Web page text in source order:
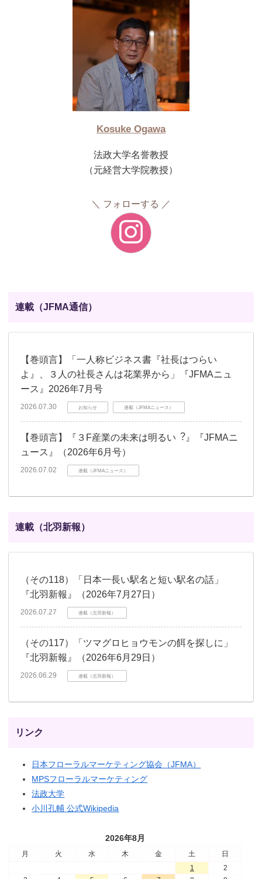
Kosuke Ogawa
法政大学名誉教授
（元経営大学院教授）
フォローする
連載（JFMA通信）
【巻頭言】「一人称ビジネス書『社長はつらい
よ』、３人の社長さんは花業界から」『JFMAニュ
ース』2026年7月号
2026.07.30 お知らせ 連載（JFMAニュース）
【巻頭言】『３F産業の未来は明るい︖』『JFMAニ
ュース』（2026年6月号）
2026.07.02 連載（JFMAニュース）
連載（北羽新報）
（その118）「日本一長い駅名と短い駅名の話」
『北羽新報』（2026年7月27日）
2026.07.27 連載（北羽新報）
（その117）「ツマグロヒョウモンの餌を探しに」
『北羽新報』（2026年6月29日）
2026.06.29 連載（北羽新報）
リンク
日本フローラルマーケティング協会（JFMA）
MPSフローラルマーケティング
法政大学
小川孔輔 公式Wikipedia
2026年8月
月 火 水 木 金 土
日
1
2